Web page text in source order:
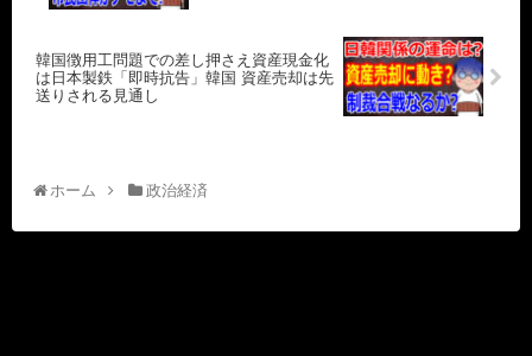
韓国徴用工問題での差し押さえ資産現金化
は日本製鉄「即時抗告」韓国 資産売却は先
送りされる見通し
ホーム 政治経済